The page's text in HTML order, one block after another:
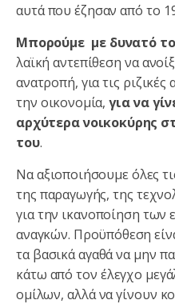
αυτά που έζησαν από το
Μπορούμε με δυνατό
λαϊκή αντεπίθεση να
ανατροπή, για τις
την οικονομία,για να
αρχύτερα νοικοκύρης
του.
Να αξιοποιήσουμε όλες
της παραγωγής, της
για την ικανοποίηση των
αναγκών. Προϋπόθεση
τα βασικά αγαθά να μην
κάτω από τον έλεγχο
ομίλων, αλλά να γίνουν